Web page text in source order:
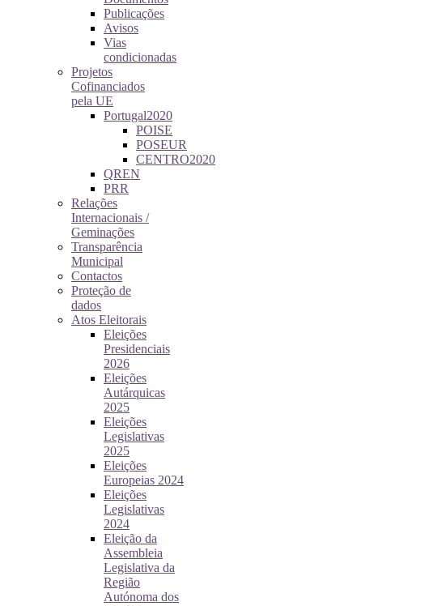
Publicações
Avisos
Vias
condicionadas
Projetos
Cofinanciados
pela UE
Portugal2020
POISE
POSEUR
CENTRO2020
QREN
PRR
Relações
Internacionais /
Geminações
Transparência
Municipal
Contactos
Proteção de
dados
Atos Eleitorais
Eleições
Presidenciais
2026
Eleições
Autárquicas
2025
Eleições
Legislativas
2025
Eleições
Europeias 2024
Eleições
Legislativas
2024
Eleição da
Assembleia
Legislativa da
Região
Autónoma dos